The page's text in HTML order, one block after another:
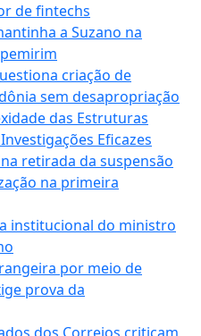
de fintechs
a Suzano na
criação de
sem desapropriação
das Estruturas
Eficazes
retirada da suspensão
na primeira
institucional do ministro
por meio de
prova da